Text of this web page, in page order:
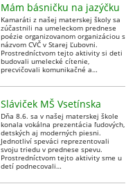
Mám básničku na jazýčku
Kamaráti z našej materskej školy sa
zúčastnili na umeleckom prednese
poézie organizovanom organizáciou s
názvom CVČ v Starej Ľubovni.
Prostredníctvom tejto aktivity si deti
budovali umelecké cítenie,
precvičovali komunikačné a…
Sláviček MŠ Vsetínska
Dňa 8.6. sa v našej materskej škole
konala vokálna prezentácia ľudových,
detských aj moderných piesni.
Jednotliví speváci reprezentovali
svoju triedu v prednese spevu.
Prostredníctvom tejto aktivity sme u
detí podnecovali…